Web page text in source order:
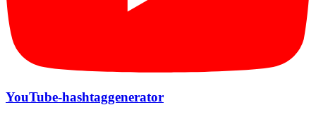
YouTube-hashtaggenerator